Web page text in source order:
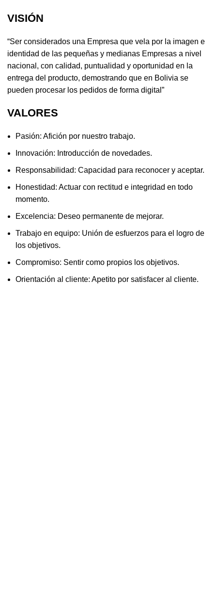
VISIÓN
“Ser considerados una Empresa que vela por la imagen e
identidad de las pequeñas y medianas Empresas a nivel
nacional, con calidad, puntualidad y oportunidad en la
entrega del producto, demostrando que en Bolivia se
pueden procesar los pedidos de forma digital”
VALORES
Pasión: Afición por nuestro trabajo.
Innovación: Introducción de novedades.
Responsabilidad: Capacidad para reconocer y aceptar.
Honestidad: Actuar con rectitud e integridad en todo
momento.
Excelencia: Deseo permanente de mejorar.
Trabajo en equipo: Unión de esfuerzos para el logro de
los objetivos.
Compromiso: Sentir como propios los objetivos.
Orientación al cliente: Apetito por satisfacer al cliente.